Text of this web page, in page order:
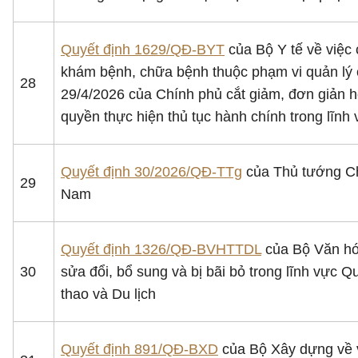
28
Quyết định 1629/QĐ-BYT của Bộ Y tế về
khám bệnh, chữa bệnh thuộc phạm vi quản
29/4/2026 của Chính phủ cắt giảm, đơn giản
quyền thực hiện thủ tục hành chính trong lĩnh
29
Quyết định 30/2026/QĐ-TTg của Thủ tướng
Nam
30
Quyết định 1326/QĐ-BVHTTDLcủa Bộ Văn
sửa đổi, bổ sung và bị bãi bỏ trong lĩnh vực
thao và Du lịch
Quyết định 891/QĐ-BXD của Bộ Xây dựng